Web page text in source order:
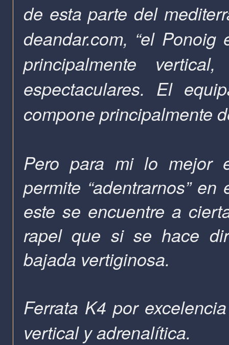
de esta parte del
deandar.com, “el
principalmente
espectaculares. El
compone principalmente
Pero para mi lo mejor
permite “adentrarnos”
este se encuentre a
rapel que si se hace
bajada vertiginosa.
Ferrata K4 por
vertical y adrenalítica.